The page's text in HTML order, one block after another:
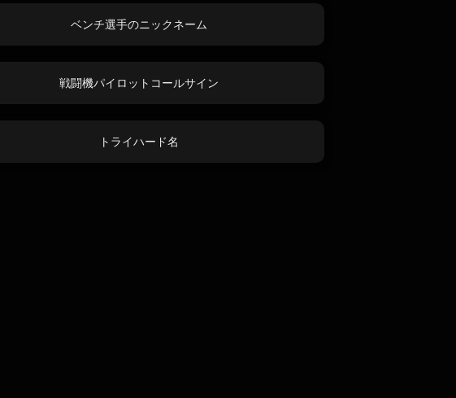
ベンチ選手のニックネーム
戦闘機パイロットコールサイン
トライハード名